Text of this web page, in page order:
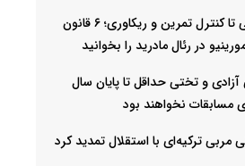
از رژیم غذایی تا کنترل تمرین و ریکاوری؛ ۶ قانون
در رئال مادرید را بخوانید
و تختی حداقل تا پایان سال
مسابقات نخواهند بود
مربی ترکیه‌ای با استقلال تمدید کرد